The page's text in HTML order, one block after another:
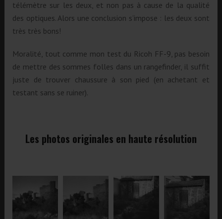
télémètre sur les deux, et non pas à cause de la qualité
des optiques. Alors une conclusion s’impose : les deux sont
très très bons!
Moralité, tout comme mon test du Ricoh FF-9, pas besoin
de mettre des sommes folles dans un rangefinder, il suffit
juste de trouver chaussure à son pied (en achetant et
testant sans se ruiner).
Les photos originales en haute résolution